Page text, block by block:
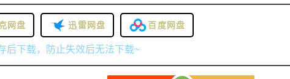
网盘 迅雷网盘 百度网盘
后下载，防止失效后无法下载~